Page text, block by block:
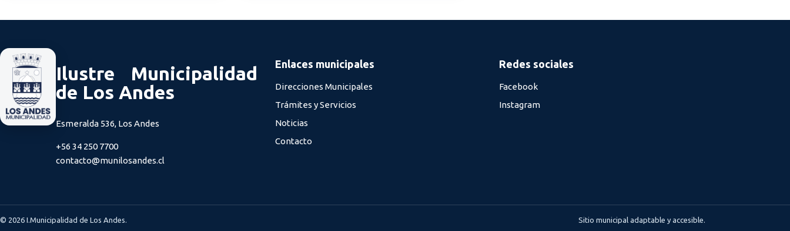
Ilustre Municipalidad
de Los Andes
Esmeralda 536, Los Andes
+56 34 250 7700
contacto@munilosandes.cl
Enlaces municipales
Direcciones Municipales
Trámites y Servicios
Noticias
Contacto
Redes sociales
Facebook
Instagram
© 2026 I.Municipalidad de Los Andes. Sitio municipal adaptable y accesible.